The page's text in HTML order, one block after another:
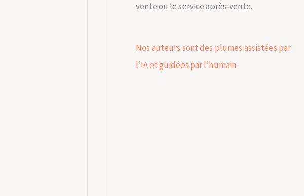
vente ou le service après-vente.
Nos auteurs sont des plumes assistées par
l’IA et guidées par l’humain